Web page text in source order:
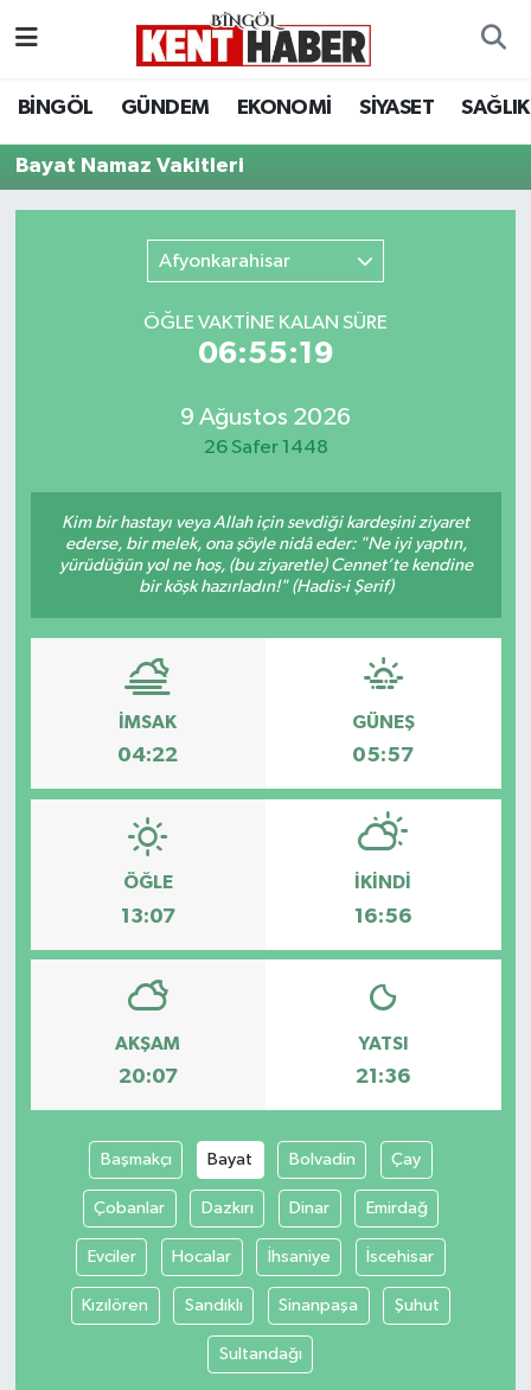
BİNGÖL GÜNDEM EKONOMİ SİYASET SAĞLIK
Bayat Namaz Vakitleri
Afyonkarahisar
ÖĞLE VAKTİNE KALAN SÜRE
06:55:19
9 Ağustos 2026
26 Safer 1448
Kim bir hastayı veya Allah için sevdiği kardeşini ziyaret
ederse, bir melek, ona şöyle nidâ eder: "Ne iyi yaptın,
yürüdüğün yol ne hoş, (bu ziyaretle) Cennet’te kendine
bir köşk hazırladın!" (Hadis-i Şerif)
İMSAK
04:22
GÜNEŞ
05:57
ÖĞLE
13:07
İKINDI
16:56
AKŞAM
20:07
YATSI
21:36
Başmakçı Bayat Bolvadin Çay
Çobanlar Dazkırı Dinar Emirdağ
Evciler Hocalar İhsaniye İscehisar
Kızılören Sandıklı Sinanpaşa Şuhut
Sultandağı
BİLİM-TEKNOLOJİ
DÜNYA
EKONOMİ
KARLIOVA
KİĞI
MERKEZ
RESMİ İLANLAR
SAĞLIK
SİYASET
SOLHAN
YAYLADERE
Bingöl Hava Durumu
Bingöl Namaz Vakitleri
Bingöl Trafik Yoğunluk Haritası
Süper Lig Puan Durumu ve Fikstür
Son Dakika Haberleri
Haber Arşivi